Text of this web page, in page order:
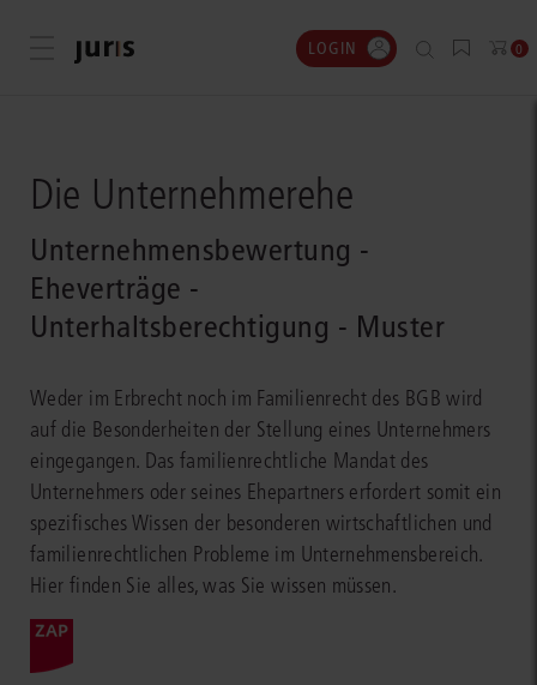
Menü öffnen LOGIN 0
Die Unternehmerehe
Unternehmensbewertung -
Eheverträge -
Unterhaltsberechtigung - Muster
Weder im Erbrecht noch im Familienrecht des BGB wird
auf die Besonderheiten der Stellung eines Unternehmers
eingegangen. Das familienrechtliche Mandat des
Unternehmers oder seines Ehepartners erfordert somit ein
spezifisches Wissen der besonderen wirtschaftlichen und
familienrechtlichen Probleme im Unternehmensbereich.
Hier finden Sie alles, was Sie wissen müssen.